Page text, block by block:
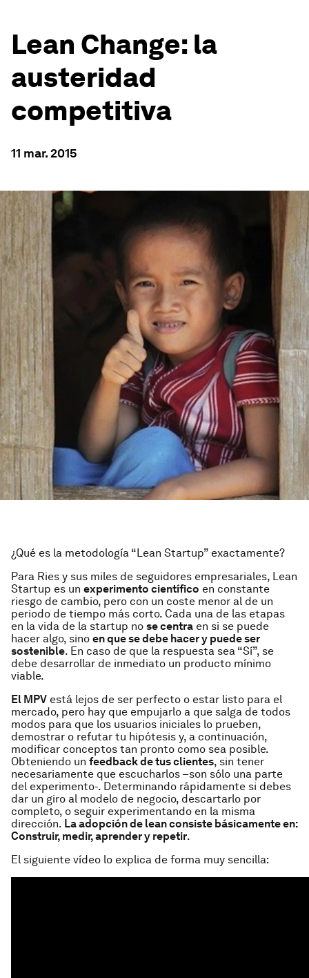
Lean Change: la
austeridad
competitiva
11 mar. 2015
¿Qué es la metodología “Lean Startup” exactamente?
Para Ries y sus miles de seguidores empresariales, Lean
Startup es un experimento científico en constante
riesgo de cambio, pero con un coste menor al de un
periodo de tiempo más corto. Cada una de las etapas
en la vida de la startup no se centra en si se puede
hacer algo, sino en que se debe hacer y puede ser
sostenible. En caso de que la respuesta sea “Sí”, se
debe desarrollar de inmediato un producto mínimo
viable.
El MPV está lejos de ser perfecto o estar listo para el
mercado, pero hay que empujarlo a que salga de todos
modos para que los usuarios iniciales lo prueben,
demostrar o refutar tu hipótesis y, a continuación,
modificar conceptos tan pronto como sea posible.
Obteniendo un feedback de tus clientes, sin tener
necesariamente que escucharlos –son sólo una parte
del experimento-. Determinando rápidamente si debes
dar un giro al modelo de negocio, descartarlo por
completo, o seguir experimentando en la misma
dirección. La adopción de lean consiste básicamente en:
Construir, medir, aprender y repetir.
El siguiente vídeo lo explica de forma muy sencilla: